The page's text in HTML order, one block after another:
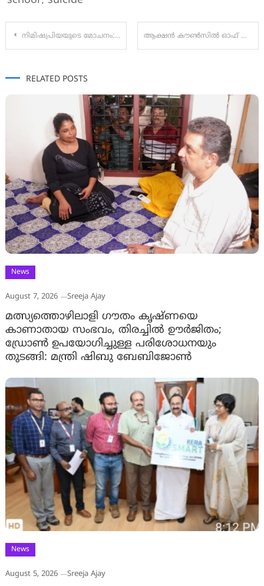
Post
നിമിഷപ്രിയയുടെ മോചനം: പുതിയ മധ്യസ്ഥനെ നിയമിച്ച് കേന്ദ്രം, ജീവന് ആശങ്കയില്ലെന്നും സർക്കാർ ആക്ഷൻ കൗൺസിൽ ഓഫ് സ്റ്റേറ്റ് എംപ്ലോയീസ് & ടീചേഴ്‌സ് സംഘടന സെക്രട്ടറിയേറ്റ് മാർച്ച്‌ നടത്തി
RELATED POSTS
News
August 7, 2026 Sreeja Ajay
മത്സ്യത്തൊഴിലാളി ഗൗതം കൃഷ്ണയെ
കാണാതായ സംഭവം, തിരച്ചിൽ ഊർജിതം;
ഡ്രോണ്‍ ഉപയോഗിച്ചുള്ള പരിശോധനയും
തുടങ്ങി: മന്ത്രി ഷിബു ബേബിജോണ്‍
News
August 5, 2026 Sreeja Ajay